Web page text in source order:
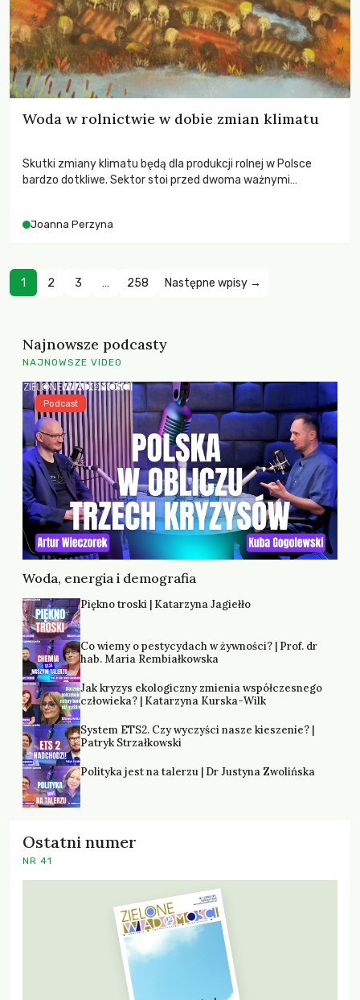
Woda w rolnictwie w dobie zmian klimatu
Skutki zmiany klimatu będą dla produkcji rolnej w Polsce
bardzo dotkliwe. Sektor stoi przed dwoma ważnymi
zachodzących zmian klimatycznych. Wymagać to będzie
Joanna Perzyna
1 2 3 … 258 Następne wpisy →
Najnowsze podcasty
NAJNOWSZE VIDEO
Woda, energia i demografia
Podcast
Piękno troski | Katarzyna Jagiełło
Co wiemy o pestycydach w żywności? | Prof. dr
hab. Maria Rembiałkowska
Jak kryzys ekologiczny zmienia współczesnego
człowieka? | Katarzyna Kurska-Wilk
System ETS2. Czy wyczyści nasze kieszenie? |
Patryk Strzałkowski
Polityka jest na talerzu | Dr Justyna Zwolińska
Ostatni numer
NR 41